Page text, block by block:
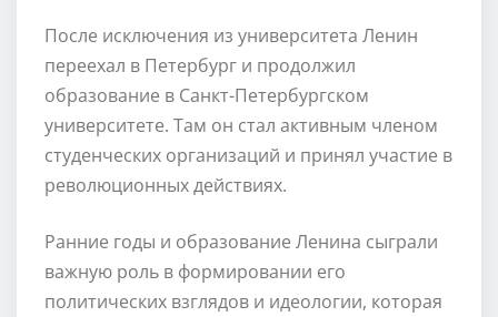
После исключения из университета Ленин
переехал в Петербург и продолжил
образование в Санкт-Петербургском
университете. Там он стал активным членом
студенческих организаций и принял участие в
революционных действиях.
Ранние годы и образование Ленина сыграли
важную роль в формировании его
политических взглядов и идеологии, которая